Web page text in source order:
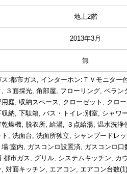
地上2階
2013年3月
無
ス:都市ガス, インターホン:ＴＶモニター
, ３面採光, 角部屋, フローリング, ベラン
用庭, 収納スペース, クローゼット, クロ
収納, 下駄箱, バス・トイレ:別室, シャワ
乾燥機, 脱衣所, 給湯, ３点給湯, 温水洗浄
ト, 洗面台, 洗面所独立, シャンプードレ
場:室内, ガスコンロ設置済, ガスコンロ口
:都市ガス, グリル, システムキッチン, カ
, 対面キッチン, エアコン, エアコン台数